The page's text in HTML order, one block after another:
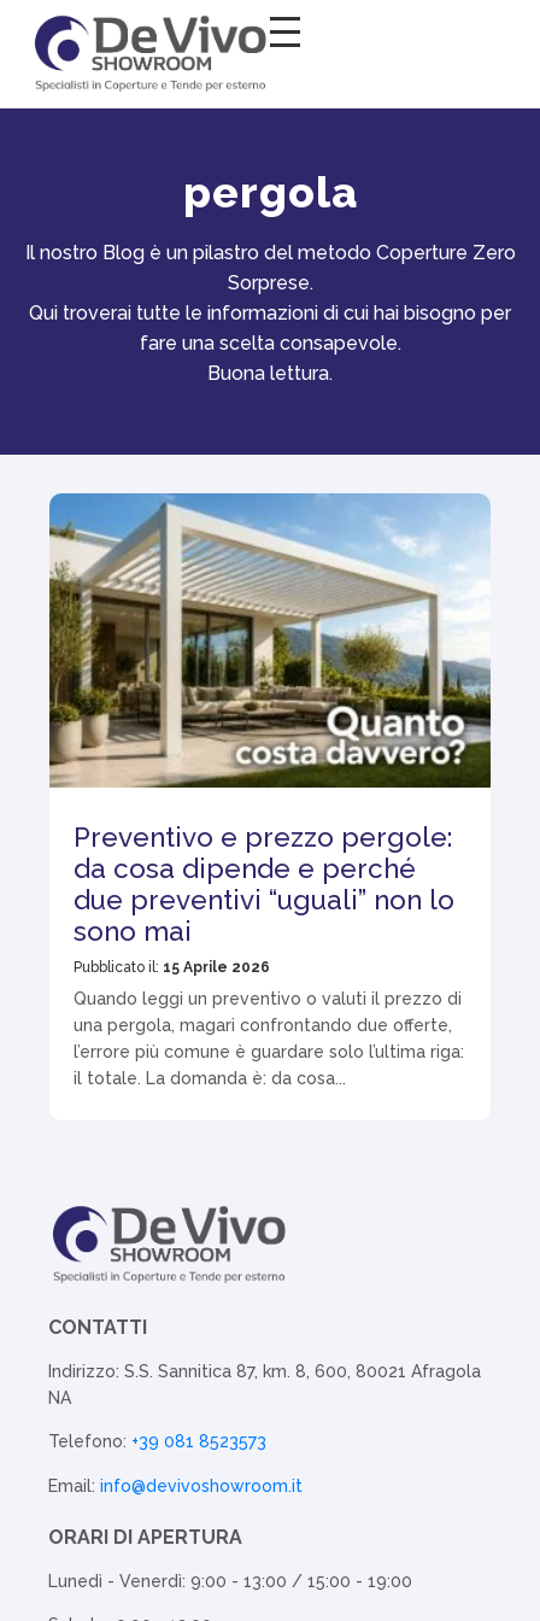
Salta al
pergola
Il nostro Blog è un pilastro del metodo Coperture Zero
Sorprese.
Qui troverai tutte le informazioni di cui hai bisogno per
fare una scelta consapevole.
Buona lettura.
Preventivo e prezzo pergole:
da cosa dipende e perché
due preventivi “uguali” non lo
sono mai
Pubblicato il: 15 Aprile 2026
Quando leggi un preventivo o valuti il prezzo di
una pergola, magari confrontando due offerte,
l’errore più comune è guardare solo l’ultima riga:
il totale. La domanda è: da cosa...
CONTATTI
Indirizzo: S.S. Sannitica 87, km. 8, 600, 80021 Afragola
NA
Telefono: +39 081 8523573
Email: info@devivoshowroom.it
ORARI DI APERTURA
Lunedì - Venerdì: 9:00 - 13:00 / 15:00 - 19:00